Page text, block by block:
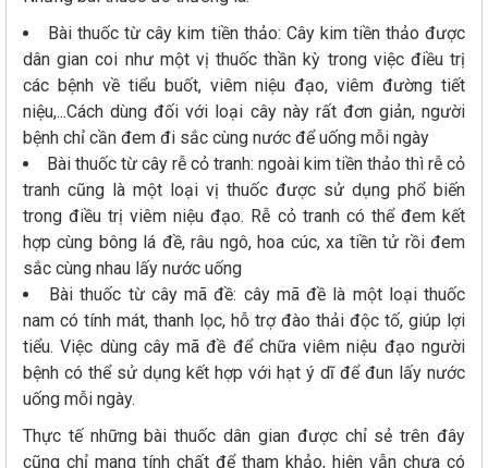
Bài thuốc từ cây kim tiền thảo: Cây kim tiền thảo được
dân gian coi như một vị thuốc thần kỳ trong việc điều trị
các bệnh về tiểu buốt, viêm niệu đạo, viêm đường tiết
niệu,...Cách dùng đối với loại cây này rất đơn giản, người
bệnh chỉ cần đem đi sắc cùng nước để uống mỗi ngày
Bài thuốc từ cây rễ cỏ tranh: ngoài kim tiền thảo thì rễ cỏ
tranh cũng là một loại vị thuốc được sử dụng phổ biến
trong điều trị viêm niệu đạo. Rễ cỏ tranh có thể đem kết
hợp cùng bông lá đề, râu ngô, hoa cúc, xa tiền tử rồi đem
sắc cùng nhau lấy nước uống
Bài thuốc từ cây mã đề: cây mã đề là một loại thuốc
nam có tính mát, thanh lọc, hỗ trợ đào thải độc tố, giúp lợi
tiểu. Việc dùng cây mã đề để chữa viêm niệu đạo người
bệnh có thể sử dụng kết hợp với hạt ý dĩ để đun lấy nước
uống mỗi ngày.
Thực tế những bài thuốc dân gian được chỉ sẻ trên đây
cũng chỉ mang tính chất để tham khảo, hiện vẫn chưa có